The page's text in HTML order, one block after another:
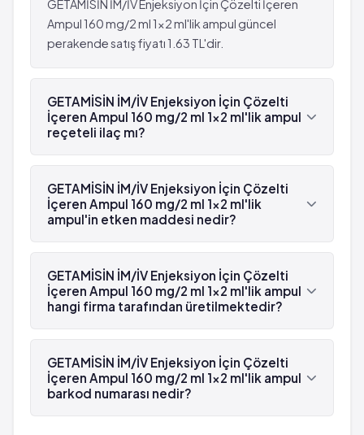
Karın ağrısı ve kramplar ile seyreden kanlı ishal
GETAMİSİN İM/İV Enjeksiyon İçin Çözelti İçeren
Ampul 160 mg/2 ml 1x2 ml'lik ampul güncel
perakende satış fiyatı 1.63 TL'dir.
GETAMİSİN İM/İV Enjeksiyon İçin Çözelti
İçeren Ampul 160 mg/2 ml 1x2 ml'lik ampul
reçeteli ilaç mı?
Evet, GETAMİSİN İM/İV Enjeksiyon İçin Çözelti
İçeren Ampul 160 mg/2 ml 1x2 ml'lik ampul beyaz
reçetelidir.
GETAMİSİN İM/İV Enjeksiyon İçin Çözelti
İçeren Ampul 160 mg/2 ml 1x2 ml'lik
ampul'in etken maddesi nedir?
GETAMİSİN İM/İV Enjeksiyon İçin Çözelti İçeren
Ampul 160 mg/2 ml 1x2 ml'lik ampul'in etken
maddesi Gentamisin 'dür.
GETAMİSİN İM/İV Enjeksiyon İçin Çözelti
İçeren Ampul 160 mg/2 ml 1x2 ml'lik ampul
hangi firma tarafından üretilmektedir?
GETAMİSİN İM/İV Enjeksiyon İçin Çözelti İçeren
Ampul 160 mg/2 ml 1x2 ml'lik ampul , Deva
tarafından üretilmektedir.
GETAMİSİN İM/İV Enjeksiyon İçin Çözelti
İçeren Ampul 160 mg/2 ml 1x2 ml'lik ampul
barkod numarası nedir?